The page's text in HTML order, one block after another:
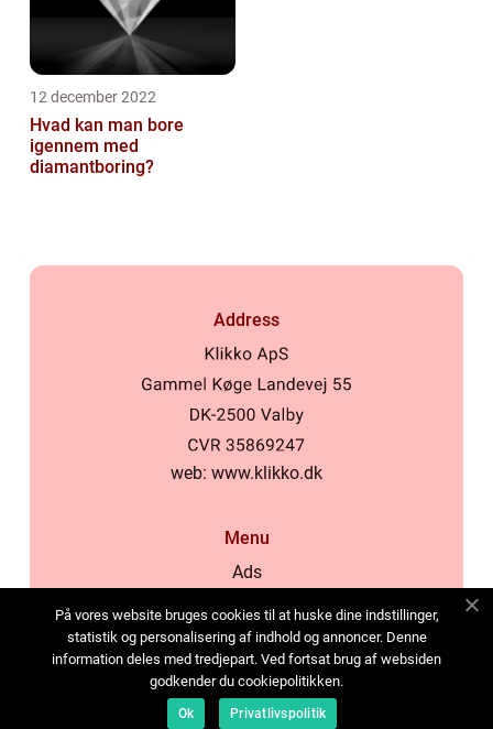
12 december 2022
Hvad kan man bore
igennem med
diamantboring?
Address
web: www.klikko.dk
Menu
Ads
Cookies
Contact
Sitemap
På vores website bruges cookies til at huske dine indstillinger,
statistik og personalisering af indhold og annoncer. Denne
information deles med tredjepart. Ved fortsat brug af websiden
godkender du cookiepolitikken.
Ok Privatlivspolitik